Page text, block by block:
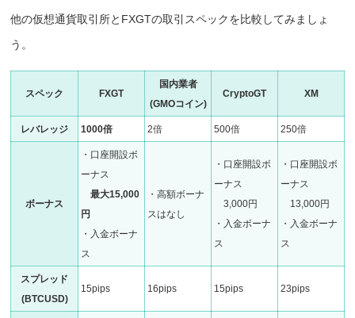
他の仮想通貨取引所とFXGTの取引スペックを比較してみましょ
う。
スペック FXGT
国内業者
(GMOコイン)
CryptoGT XM
レバレッジ 1000倍 2倍 500倍 250倍
ボーナス
・口座開設ボ
ーナス
最大15,000
円
・入金ボーナ
ス
・高額ボーナ
スはなし
・口座開設ボ
ーナス
3,000円
・入金ボーナ
ス
・口座開設ボ
ーナス
13,000円
・入金ボーナ
ス
スプレッド
(BTCUSD)
15pips 16pips 15pips 23pips